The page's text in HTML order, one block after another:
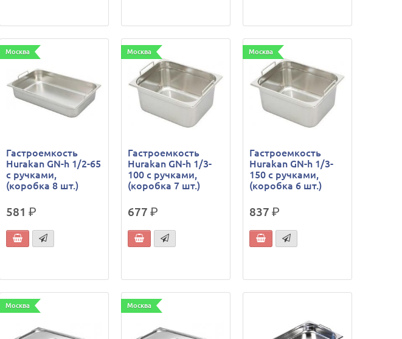
Москва
Гастроемкость
Hurakan GN-h 1/2-65
с ручками,
(коробка 8 шт.)
581 р.
Москва
Гастроемкость
Hurakan GN-h 1/3-
100 с ручками,
(коробка 7 шт.)
677 р.
Москва
Гастроемкость
Hurakan GN-h 1/3-
150 с ручками,
(коробка 6 шт.)
837 р.
Москва Москва